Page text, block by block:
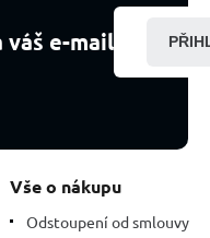
váš e-mail
Vše o nákupu
Odstoupení od smlouvy